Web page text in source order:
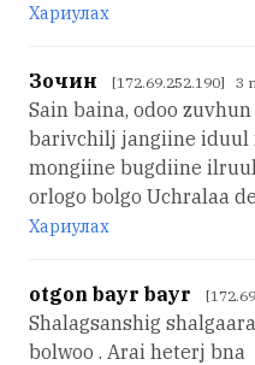
Хариулах
Зочин [172.69.252.190] 3
Sain baina, odoo
barivchilj jangiine iduul
mongiine bugdiine
orlogo bolgo Uchralaa
Хариулах
otgon bayr bayr
Shalagsanshig
bolwoo . Arai heterj bna